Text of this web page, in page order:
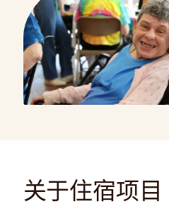
关于住宿项目